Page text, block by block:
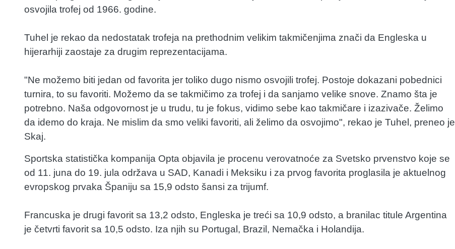
osvojila trofej od 1966. godine.
Tuhel je rekao da nedostatak trofeja na prethodnim velikim takmičenjima znači da Engleska u
hijerarhiji zaostaje za drugim reprezentacijama.
"Ne možemo biti jedan od favorita jer toliko dugo nismo osvojili trofej. Postoje dokazani pobednici
turnira, to su favoriti. Možemo da se takmičimo za trofej i da sanjamo velike snove. Znamo šta je
potrebno. Naša odgovornost je u trudu, tu je fokus, vidimo sebe kao takmičare i izazivače. Želimo
da idemo do kraja. Ne mislim da smo veliki favoriti, ali želimo da osvojimo", rekao je Tuhel, preneo je
Skaj.
Sportska statistička kompanija Opta objavila je procenu verovatnoće za Svetsko prvenstvo koje se
od 11. juna do 19. jula održava u SAD, Kanadi i Meksiku i za prvog favorita proglasila je aktuelnog
evropskog prvaka Španiju sa 15,9 odsto šansi za trijumf.
Francuska je drugi favorit sa 13,2 odsto, Engleska je treći sa 10,9 odsto, a branilac titule Argentina
je četvrti favorit sa 10,5 odsto. Iza njih su Portugal, Brazil, Nemačka i Holandija.